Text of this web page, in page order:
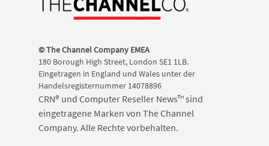
© The Channel Company EMEA
180 Borough High Street, London SE1 1LB.
Eingetragen in England und Wales unter der
Handelsregisternummer 14078896
CRN® und Computer Reseller News™ sind
eingetragene Marken von The Channel
Company. Alle Rechte vorbehalten.